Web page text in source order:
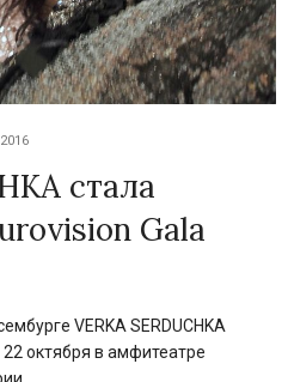
стала
Gala
VERKA SERDUCHKA
октября в амфитеатре